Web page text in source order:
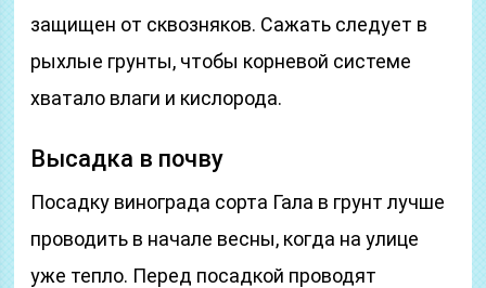
защищен от сквозняков. Сажать следует в
рыхлые грунты, чтобы корневой системе
хватало влаги и кислорода.
Высадка в почву
Посадку винограда сорта Гала в грунт лучше
проводить в начале весны, когда на улице
уже тепло. Перед посадкой проводят